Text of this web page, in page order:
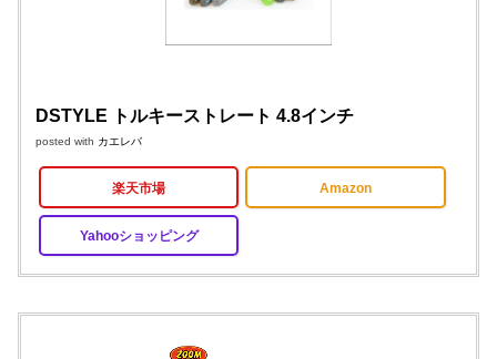
DSTYLE トルキーストレート 4.8インチ
posted with カエレバ
楽天市場 Amazon
Yahooショッピング